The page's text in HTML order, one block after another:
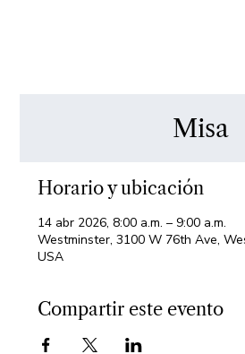
Misa
Horario y ubicación
14 abr 2026, 8:00 a.m. – 9:00 a.m.
Westminster, 3100 W 76th Ave,
USA
Compartir este evento